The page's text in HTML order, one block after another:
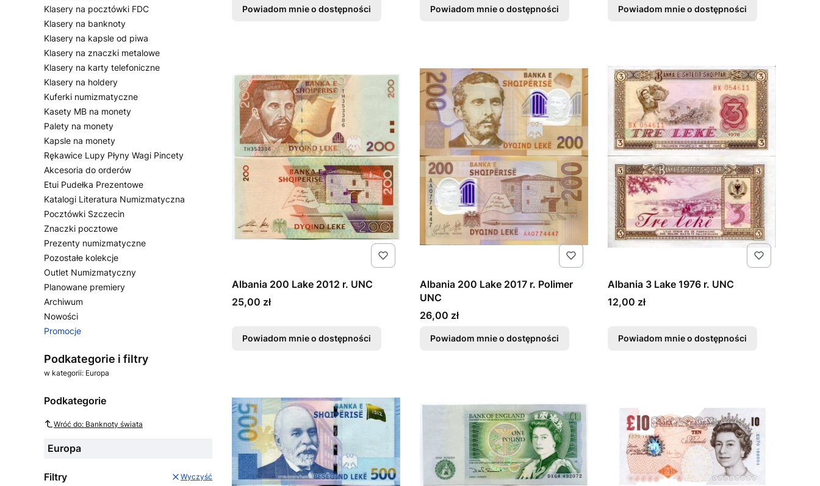
Klasery na pocztówki FDC
Klasery na banknoty
Klasery na kapsle od piwa
Klasery na znaczki metalowe
Klasery na karty telefoniczne
Klasery na holdery
Kuferki numizmatyczne
Kasety MB na monety
Palety na monety
Kapsle na monety
Rękawice Lupy Płyny Wagi Pincety
Akcesoria do orderów
Etui Pudełka Prezentowe
Katalogi Literatura Numizmatyczna
Pocztówki Szczecin
Znaczki pocztowe
Prezenty numizmatyczne
Pozostałe kolekcje
Outlet Numizmatyczny
Planowane premiery
Archiwum
Nowości
Promocje
Podkategorie i filtry
w kategorii: Europa
Podkategorie
Wróć do: Banknoty świata
Europa
Filtry Wyczyść
Powiadom mnie o dostępności Powiadom mnie o dostępności Powiadom mnie o dostępności
Albania 200 Lake 2012 r. UNC
Cena
25,00 zł
Powiadom mnie o dostępności
Albania 200 Lake 2017 r. Polimer
UNC
Cena
26,00 zł
Powiadom mnie o dostępności
Albania 3 Lake 1976 r. UNC
Cena
12,00 zł
Powiadom mnie o dostępności